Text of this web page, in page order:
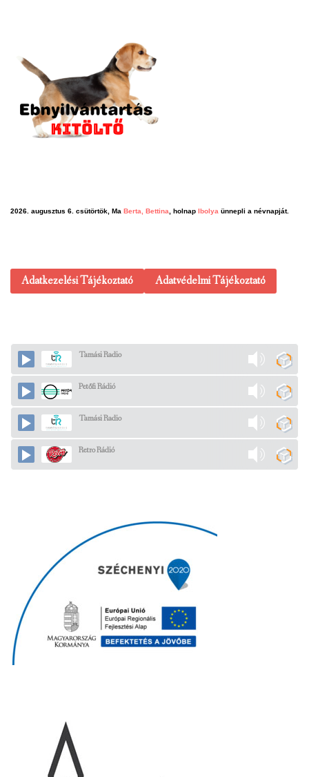
2026. augusztus 6. csütörtök, Ma Berta, Bettina , holnap Ibolya ünnepli a névnapját.
Adatkezelési Tájékoztató Adatvédelmi Tájékoztató
Tamási Radio
Petőfi Rádió
Tamási Radio
Retro Rádió